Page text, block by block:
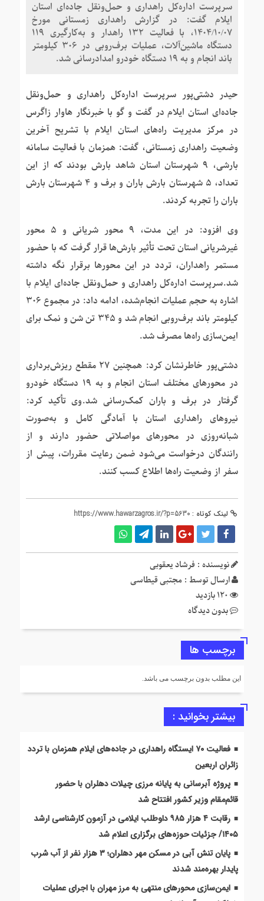
سرپرست اداره‌کل راهداری و حمل‌ونقل جاده‌ای استان
ایلام گفت: در گزارش راهداری زمستانی مورخ
۱۴۰۴/۱۰/۰۷، با فعالیت ۱۳۲ راهدار و به‌کارگیری ۱۱۹
دستگاه ماشین‌آلات، عملیات برف‌روبی در ۳۰۶ کیلومتر
باند انجام و به ۱۹ دستگاه خودرو امدادرسانی شد.
حیدر دشتی‌پور سرپرست اداره‌کل راهداری و حمل‌ونقل
جاده‌ای استان ایلام در گفت و گو با خبرنگار هاوار زاگرس
در مرکز مدیریت راه‌های استان ایلام با تشریح آخرین
وضعیت راهداری زمستانی، گفت: همزمان با فعالیت سامانه
بارشی، ۹ شهرستان استان شاهد بارش بودند که از این
تعداد، ۵ شهرستان بارش باران و برف و ۴ شهرستان بارش
باران را تجربه کردند.
وی افزود: در این مدت، ۹ محور شریانی و ۵ محور
غیرشریانی استان تحت تأثیر بارش‌ها قرار گرفت که با حضور
مستمر راهداران، تردد در این محورها برقرار نگه داشته
شد.سرپرست اداره‌کل راهداری و حمل‌ونقل جاده‌ای ایلام با
اشاره به حجم عملیات انجام‌شده، ادامه داد: در مجموع ۳۰۶
کیلومتر باند برف‌روبی انجام شد و ۳۴۵ تن شن و نمک برای
ایمن‌سازی راه‌ها مصرف شد.
دشتی‌پور خاطرنشان کرد: همچنین ۲۷ مقطع ریزش‌برداری
در محورهای مختلف استان انجام و به ۱۹ دستگاه خودرو
گرفتار در برف و باران کمک‌رسانی شد.وی تأکید کرد:
نیروهای راهداری استان با آمادگی کامل و به‌صورت
شبانه‌روزی در محورهای مواصلاتی حضور دارند و از
رانندگان درخواست می‌شود ضمن رعایت مقررات، پیش از
سفر از وضعیت راه‌ها اطلاع کسب کنند.
لینک کوتاه : https://www.hawarzagros.ir/?p=5630
نویسنده : فرشاد یعقوبی
ارسال توسط : مجتبی قیطاسی
بدون دیدگاه
برچسب ها
این مطلب بدون برچسب می باشد.
بیشتر بخوانید :
فعالیت ۷۰ ایستگاه راهداری در جاده‌های ایلام همزمان با تردد
زائران اربعین
پروژه آبرسانی به پایانه مرزی چیلات دهلران با حضور
قائم‌مقام وزیر کشور افتتاح شد
رقابت ۴ هزار ۹۸۵ داوطلب ایلامی در آزمون کارشناسی ارشد
۱۴۰۵/ جزئیات حوزه‌های برگزاری اعلام شد
پایان تنش آبی در مسکن مهر دهلران؛ ۳ هزار نفر از آب شرب
پایدار بهره‌مند شدند
ایمن‌سازی محورهای منتهی به مرز مهران با اجرای عملیات